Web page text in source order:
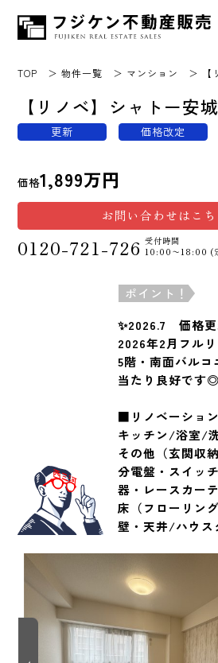
TOP 物件一覧 マンション
【リノベ】シャトー安城
更新 価格改定
価格1,899万円
お問い合わせはこち
0120-721-726 受付時間
10:00〜18:00 (
ポイント！
✨2026.7 価格更
2026年2月フル
5階・南面バル
当たり良好です◎
■リノベーショ
キッチン/浴室/
その他（玄関収
分電盤・スイッ
器・レースカーテ
床（フローリン
壁・天井/ハウス